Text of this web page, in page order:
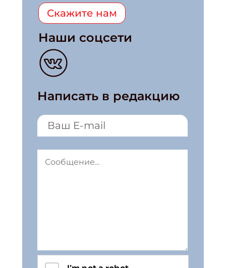
Скажите нам
Наши соцсети
Написать в редакцию